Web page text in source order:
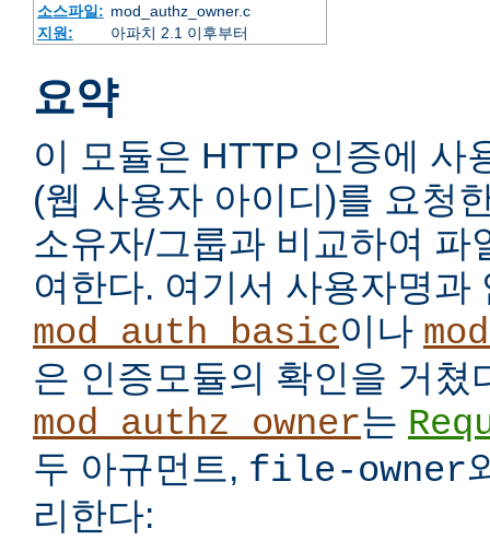
소스파일: mod_authz_owner.c
지원:
아파치 2.1 이후부터
요약
이 모듈은 HTTP 인증에 사
(웹 사용자 아이디)를 요청
소유자/그룹과 비교하여 파
여한다. 여기서 사용자명과
mod_auth_basic이나
은 인증모듈의 확인을 거쳤
mod_authz_owner는
두 아규먼트, file-owner
리한다: